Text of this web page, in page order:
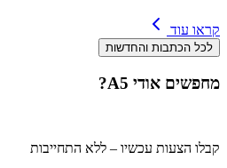
קראו עוד
לכל הכתבות והחדשות
מחפשים אודי A5 ?
קבלו הצעות עכשיו – ללא התחייבות